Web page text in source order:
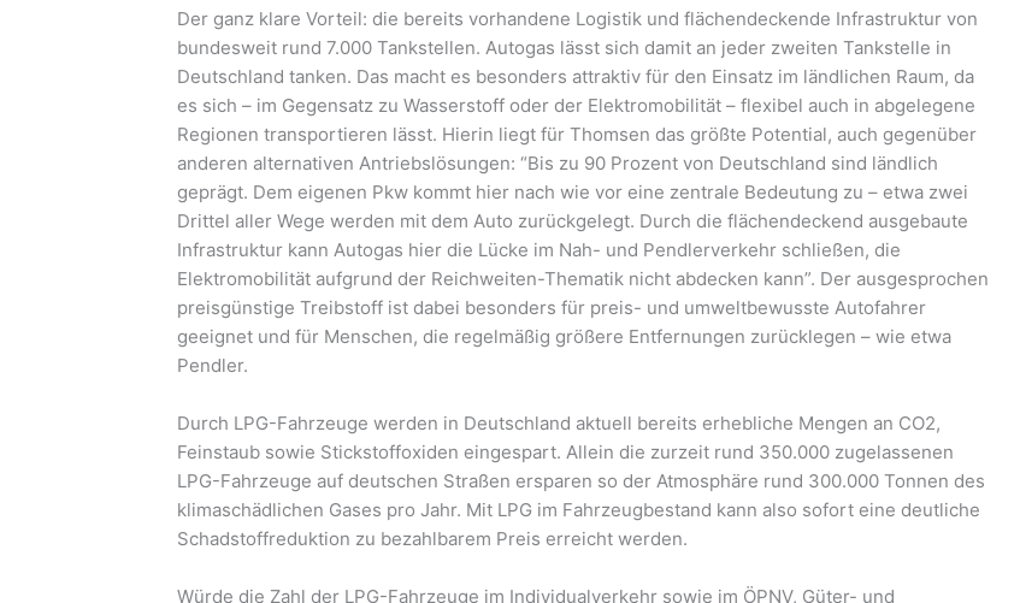
Der ganz klare Vorteil: die bereits vorhandene Logistik und flächendeckende Infrastruktur von
bundesweit rund 7.000 Tankstellen. Autogas lässt sich damit an jeder zweiten Tankstelle in
Deutschland tanken. Das macht es besonders attraktiv für den Einsatz im ländlichen Raum, da
es sich – im Gegensatz zu Wasserstoff oder der Elektromobilität – flexibel auch in abgelegene
Regionen transportieren lässt. Hierin liegt für Thomsen das größte Potential, auch gegenüber
anderen alternativen Antriebslösungen: “Bis zu 90 Prozent von Deutschland sind ländlich
geprägt. Dem eigenen Pkw kommt hier nach wie vor eine zentrale Bedeutung zu – etwa zwei
Drittel aller Wege werden mit dem Auto zurückgelegt. Durch die flächendeckend ausgebaute
Infrastruktur kann Autogas hier die Lücke im Nah- und Pendlerverkehr schließen, die
Elektromobilität aufgrund der Reichweiten-Thematik nicht abdecken kann”. Der ausgesprochen
preisgünstige Treibstoff ist dabei besonders für preis- und umweltbewusste Autofahrer
geeignet und für Menschen, die regelmäßig größere Entfernungen zurücklegen – wie etwa
Pendler.
Durch LPG-Fahrzeuge werden in Deutschland aktuell bereits erhebliche Mengen an CO2,
Feinstaub sowie Stickstoffoxiden eingespart. Allein die zurzeit rund 350.000 zugelassenen
LPG-Fahrzeuge auf deutschen Straßen ersparen so der Atmosphäre rund 300.000 Tonnen des
klimaschädlichen Gases pro Jahr. Mit LPG im Fahrzeugbestand kann also sofort eine deutliche
Schadstoffreduktion zu bezahlbarem Preis erreicht werden.
Würde die Zahl der LPG-Fahrzeuge im Individualverkehr sowie im ÖPNV, Güter- und